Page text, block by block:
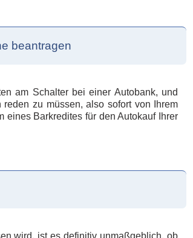
beantragen
am Schalter bei einer Autobank, und
zu müssen, also sofort von Ihrem
eines Barkredites für den Autokauf Ihrer
wird, ist es definitiv unmaßgeblich, ob